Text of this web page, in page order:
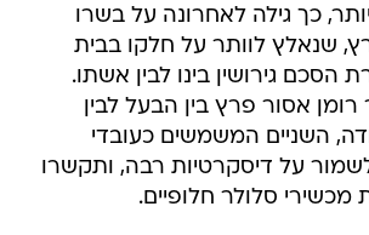
כך גילה לאחרונה על בשרו
שנאלץ לוותר על חלקו בבית
גירושין בינו לבין אשתו.
אסור פרץ בין הבעל לבין
השניים המשמשים כעובדי
על דיסקרטיות רבה, ותקשרו
מכשירי סלולר חלופיים.